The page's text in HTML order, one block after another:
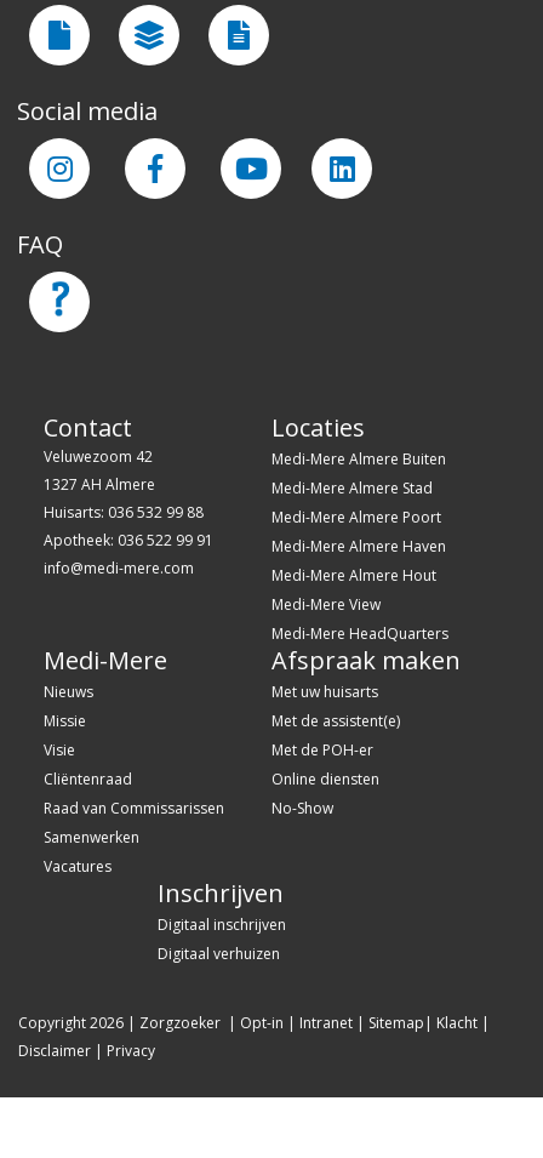
Social media
FAQ
Contact
Veluwezoom 42
1327 AH Almere
Huisarts: 036 532 99 88
Apotheek: 036 522 99 91
info@medi-mere.com
Locaties
Medi-Mere Almere Buiten
Medi-Mere Almere Stad
Medi-Mere Almere Poort
Medi-Mere Almere Haven
Medi-Mere Almere Hout
Medi-Mere View
Medi-Mere HeadQuarters
Medi-Mere
Nieuws
Missie
Visie
Cliëntenraad
Raad van Commissarissen
Samenwerken
Vacatures
Afspraak maken
Met uw huisarts
Met de assistent(e)
Met de POH-er
Online diensten
No-Show
Inschrijven
Digitaal inschrijven
Digitaal verhuizen
Copyright 2026 | Zorgzoeker | Opt-in | Intranet | Sitemap | Klacht |
Disclaimer | Privacy